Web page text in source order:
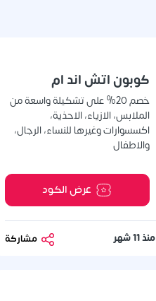
كوبون اتش اند ام
خصم 20% على تشكيلة واسعة من
الملابس، الازياء، الاحذية،
اكسسوارات وغيرها للنساء، الرجال،
والاطفال
عرض الكود
منذ 11 شهر